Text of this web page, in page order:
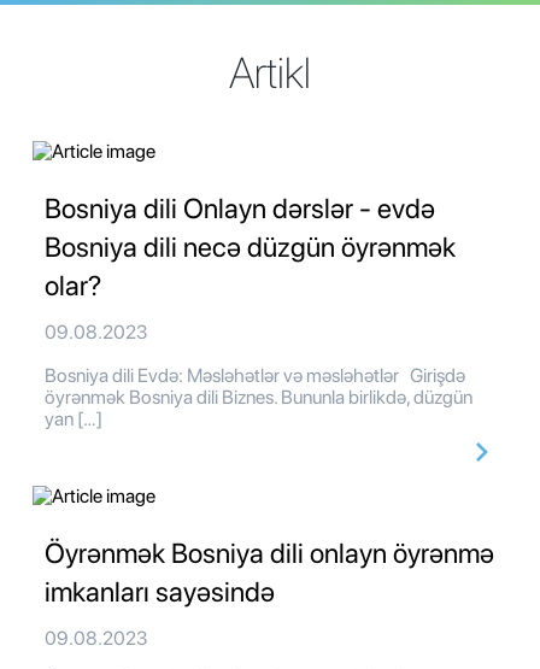
Artikl
Bosniya dili Onlayn dərslər - evdə
Bosniya dili necə düzgün öyrənmək
olar?
09.08.2023
Bosniya dili Evdə: Məsləhətlər və məsləhətlər Girişdə
öyrənmək Bosniya dili Biznes. Bununla birlikdə, düzgün
yan […]
Öyrənmək Bosniya dili onlayn öyrənmə
imkanları sayəsində
09.08.2023